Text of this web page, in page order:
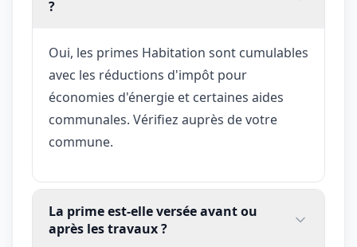
?
Oui, les primes Habitation sont cumulables
avec les réductions d'impôt pour
économies d'énergie et certaines aides
communales. Vérifiez auprès de votre
commune.
La prime est-elle versée avant ou
après les travaux ?